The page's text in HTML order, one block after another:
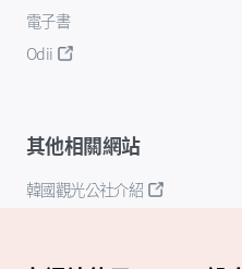
電子書
Odii
其他相關網站
韓國觀光公社介紹